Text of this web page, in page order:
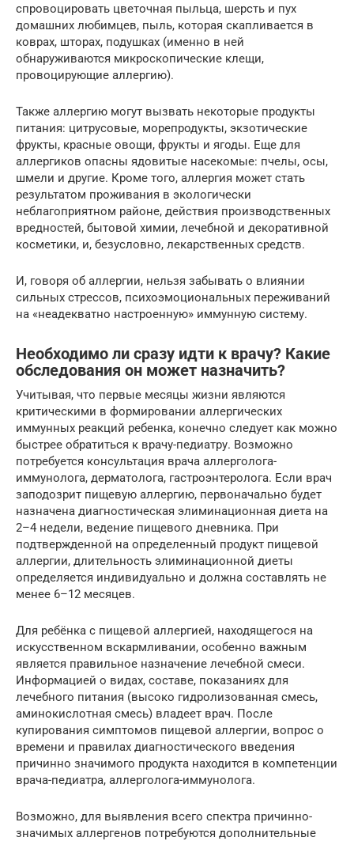
спровоцировать цветочная пыльца, шерсть и пух
домашних любимцев, пыль, которая скапливается в
коврах, шторах, подушках (именно в ней
обнаруживаются микроскопические клещи,
провоцирующие аллергию).
Также аллергию могут вызвать некоторые продукты
питания: цитрусовые, морепродукты, экзотические
фрукты, красные овощи, фрукты и ягоды. Еще для
аллергиков опасны ядовитые насекомые: пчелы, осы,
шмели и другие. Кроме того, аллергия может стать
результатом проживания в экологически
неблагоприятном районе, действия производственных
вредностей, бытовой химии, лечебной и декоративной
косметики, и, безусловно, лекарственных средств.
И, говоря об аллергии, нельзя забывать о влиянии
сильных стрессов, психоэмоциональных переживаний
на «неадекватно настроенную» иммунную систему.
Необходимо ли сразу идти к врачу? Какие
обследования он может назначить?
Учитывая, что первые месяцы жизни являются
критическими в формировании аллергических
иммунных реакций ребенка, конечно следует как можно
быстрее обратиться к врачу-педиатру. Возможно
потребуется консультация врача аллерголога-
иммунолога, дерматолога, гастроэнтеролога. Если врач
заподозрит пищевую аллергию, первоначально будет
назначена диагностическая элиминационная диета на
2–4 недели, ведение пищевого дневника. При
подтвержденной на определенный продукт пищевой
аллергии, длительность элиминационной диеты
определяется индивидуально и должна составлять не
менее 6–12 месяцев.
Для ребёнка с пищевой аллергией, находящегося на
искусственном вскармливании, особенно важным
является правильное назначение лечебной смеси.
Информацией о видах, составе, показаниях для
лечебного питания (высоко гидролизованная смесь,
аминокислотная смесь) владеет врач. После
купирования симптомов пищевой аллергии, вопрос о
времени и правилах диагностического введения
причинно значимого продукта находится в компетенции
врача-педиатра, аллерголога-иммунолога.
Возможно, для выявления всего спектра причинно-
значимых аллергенов потребуются дополнительные